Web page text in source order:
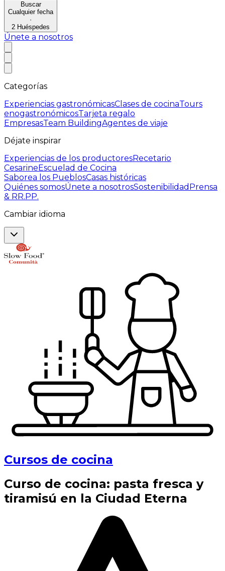
Buscar
Cualquier fecha
·
2 Huéspedes
Únete a nosotros
Categorías
Experiencias gastronómicasClases de cocinaTours
enogastronómicosTarjeta regalo
EmpresasTeam BuildingAgentes de viaje
Déjate inspirar
Experiencias de los productoresRecetario
CesarineEscuelad de Cocina
Saborea los PueblosCasas históricas
Quiénes somosÚnete a nosotrosSostenibilidad Prensa
& RR.PP.
Cambiar idioma
Cursos de cocina
Curso de cocina: pasta fresca y
tiramisú en la Ciudad Eterna